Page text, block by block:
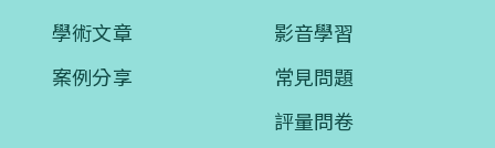
學術文章
案例分享
影音學習
常見問題
評量問卷